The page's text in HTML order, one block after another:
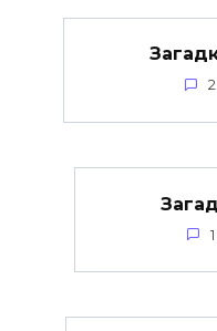
2
1